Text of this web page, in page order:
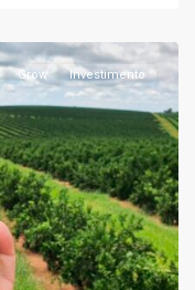
Grow Investimento